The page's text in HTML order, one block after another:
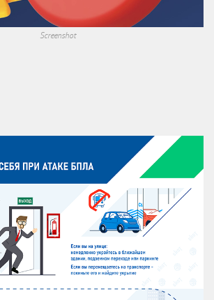
Screenshot